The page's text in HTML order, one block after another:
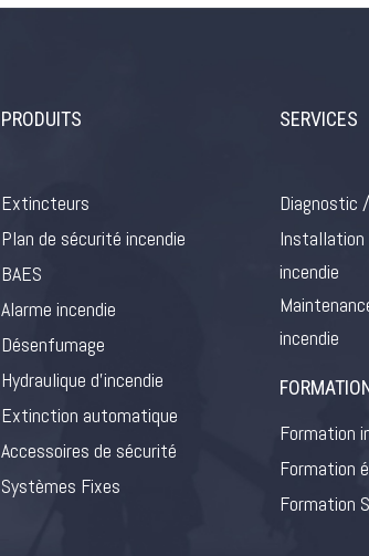
PRODUITS
Extincteurs
Plan de sécurité incendie
BAES
Alarme incendie
Désenfumage
Hydraulique d’incendie
Extinction automatique
Accessoires de sécurité
Systèmes Fixes
SERVICES
Diagnostic
Installation
incendie
incendie
Formation
Formation
Formation